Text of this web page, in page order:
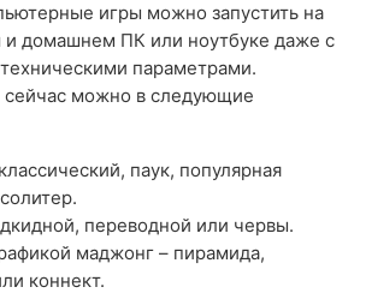
игры можно запустить на
домашнем ПК или ноутбуке даже с
параметрами.
сейчас можно в следующие
паук, популярная
переводной или червы.
маджонг – пирамида,
коннект.